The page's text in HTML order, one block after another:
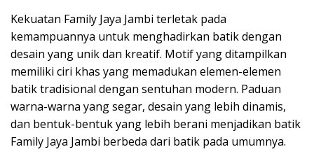
Kekuatan Family Jaya Jambi terletak pada
kemampuannya untuk menghadirkan batik dengan
desain yang unik dan kreatif. Motif yang ditampilkan
memiliki ciri khas yang memadukan elemen-elemen
batik tradisional dengan sentuhan modern. Paduan
warna-warna yang segar, desain yang lebih dinamis,
dan bentuk-bentuk yang lebih berani menjadikan batik
Family Jaya Jambi berbeda dari batik pada umumnya.